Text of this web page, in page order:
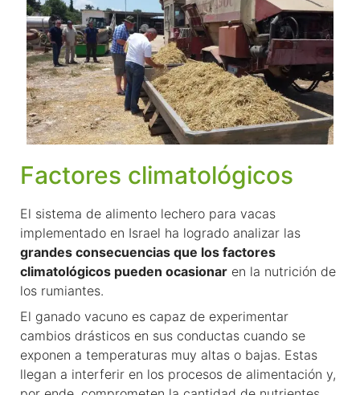
Factores climatológicos
El sistema de alimento lechero para vacas
implementado en Israel ha logrado analizar las
grandes consecuencias que los factores
climatológicos pueden ocasionar en la nutrición de
los rumiantes.
El ganado vacuno es capaz de experimentar
cambios drásticos en sus conductas cuando se
exponen a temperaturas muy altas o bajas. Estas
llegan a interferir en los procesos de alimentación y,